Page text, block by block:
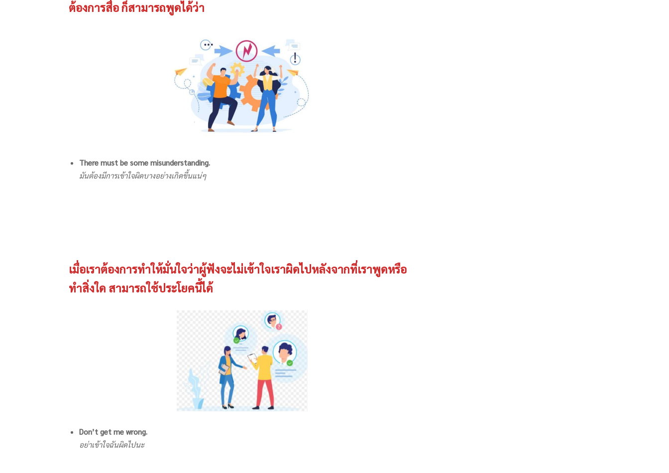
ต้องการสื่อ ก็สามารถพูดได้ว่า
There must be some misunderstanding.
มันต้องมีการเข้าใจผิดบางอย่างเกิดขึ้นแน่ๆ
เมื่อเราต้องการทำให้มั่นใจว่าผู้ฟังจะไม่เข้าใจเราผิดไปหลังจากที่เราพูดหรือ
ทำสิ่งใด สามารถใช้ประโยคนี้ได้
Don’t get me wrong.
อย่าเข้าใจฉันผิดไปนะ